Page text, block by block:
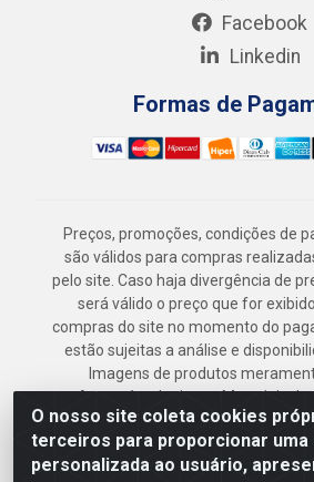
O nosso site coleta cookies
terceiros para proporcionar uma
personalizada ao usuário,
Facebook
Linkedin
Formas de
Preços, promoções, condições de
são válidos para compras
pelo site. Caso haja divergência de
será válido o preço que for
compras do site no momento do
estão sujeitas a análise e
Imagens de produtos
Armazém Jenipapo Materiais de
Geral LTDA - Rua das Flores,
Recife/PE - CEP 52.291-
41.097.379/0001-